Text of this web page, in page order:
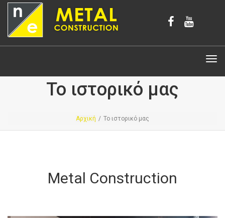
Το ιστορικό μας
Αρχική / Το ιστορικό μας
Metal Construction